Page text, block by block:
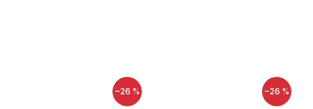
–26 % –26 %